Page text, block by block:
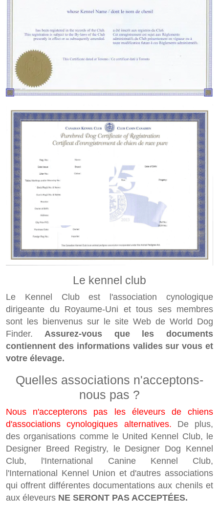
Le kennel club
Le Kennel Club est l'association cynologique
dirigeante du Royaume-Uni et tous ses membres
sont les bienvenus sur le site Web de World Dog
Finder. Assurez-vous que les documents
contiennent des informations valides sur vous et
votre élevage.
Quelles associations n'acceptons-
nous pas ?
Nous n'accepterons pas les éleveurs de chiens
d'associations cynologiques alternatives. De plus,
des organisations comme le United Kennel Club, le
Designer Breed Registry, le Designer Dog Kennel
Club, l'International Canine Kennel Club,
l'International Kennel Union et d'autres associations
qui offrent différentes documentations aux chenils et
aux éleveurs NE SERONT PAS ACCEPTÉES.